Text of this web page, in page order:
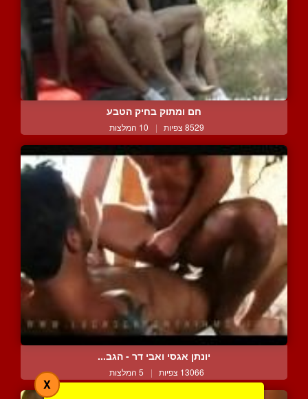
חם ומתוק בחיק הטבע
8529 צפיות | 10 המלצות
יונתן אגסי ואבי דר - הגב...
13066 צפיות | 5 המלצות
X